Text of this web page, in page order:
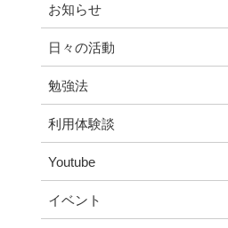
お知らせ
日々の活動
勉強法
利用体験談
Youtube
イベント